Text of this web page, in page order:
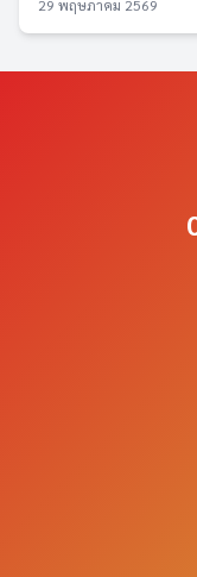
29 พฤษภาคม 2569